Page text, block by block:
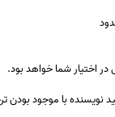
با موجود بودن